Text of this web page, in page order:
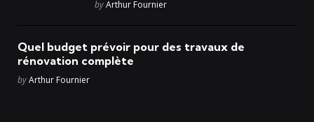
Posted
byArthur Fournier
Quel budget prévoir pour des travaux de
rénovation complète
Posted
byArthur Fournier